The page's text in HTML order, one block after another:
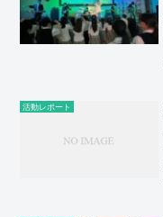
活動レポート